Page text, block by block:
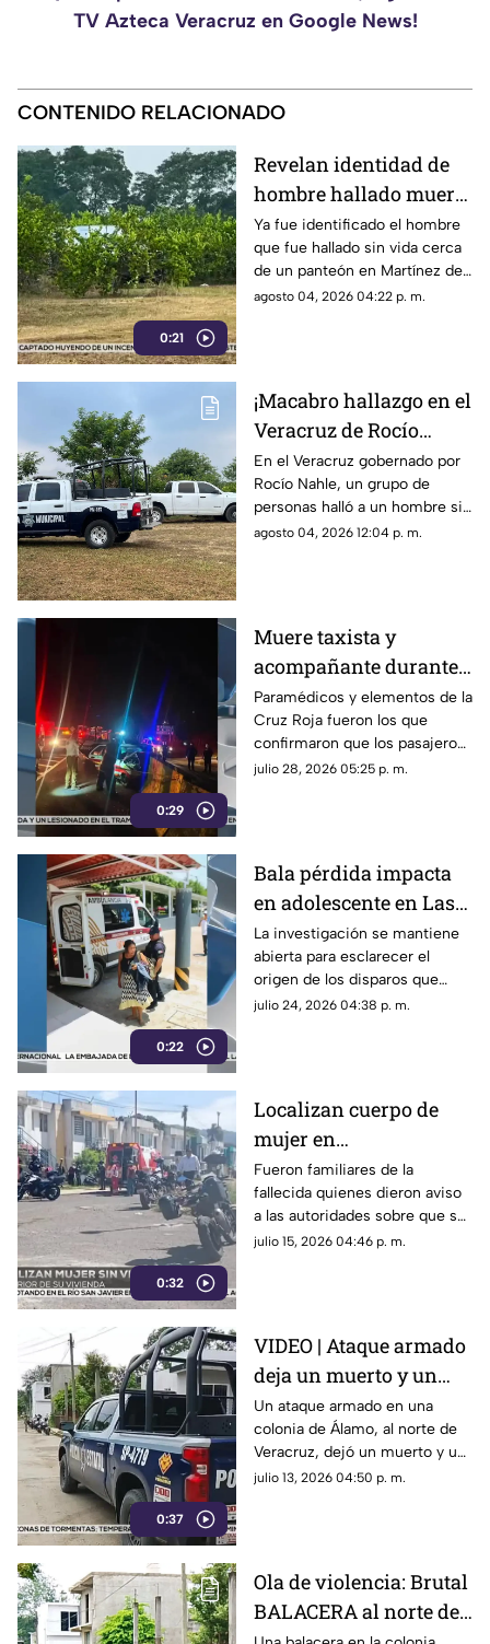
TV Azteca Veracruz en Google News!
CONTENIDO RELACIONADO
0:21
Revelan identidad de
hombre hallado muerto
cerca de panteón en
Veracruz
Ya fue identificado el hombre
que fue hallado sin vida cerca
de un panteón en Martínez de
la Torre, Veracruz.
agosto 04, 2026 04:22 p. m.
¡Macabro hallazgo en el
Veracruz de Rocío
Nahle! Hallan a
hombre sin vida cerca
de panteón; así estaba
el cuerpo
En el Veracruz gobernado por
Rocío Nahle, un grupo de
personas halló a un hombre sin
vida cerca de un panteón en
agosto 04, 2026 12:04 p. m.
0:29
Muere taxista y
acompañante durante
aparatoso accidente
sobre libramiento en
Coatepec
Paramédicos y elementos de la
Cruz Roja fueron los que
confirmaron que los pasajeros
del taxi ya no contaban con
julio 28, 2026 05:25 p. m.
0:22
Bala pérdida impacta
en adolescente en Las
Choapas ¿cuál es su
estado de salud?
La investigación se mantiene
abierta para esclarecer el
origen de los disparos que
terminaron lesionando a una
julio 24, 2026 04:38 p. m.
0:32
Localizan cuerpo de
mujer en
fraccionamiento
Lienzos Dos ¿quién es?
Fueron familiares de la
fallecida quienes dieron aviso
a las autoridades sobre que su
cuerpo se encontraba sin vida
julio 15, 2026 04:46 p. m.
0:37
VIDEO | Ataque armado
deja un muerto y un
lesionado, al norte de
Veracruz
Un ataque armado en una
colonia de Álamo, al norte de
Veracruz, dejó un muerto y un
lesionado; una muestra de que
julio 13, 2026 04:50 p. m.
Ola de violencia: Brutal
BALACERA al norte de